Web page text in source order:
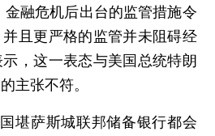
融危机后出台的监管措施令
且更严格的监管并未阻碍经
，这一表态与美国总统特朗
主张不符。
萨斯城联邦储备银行都会